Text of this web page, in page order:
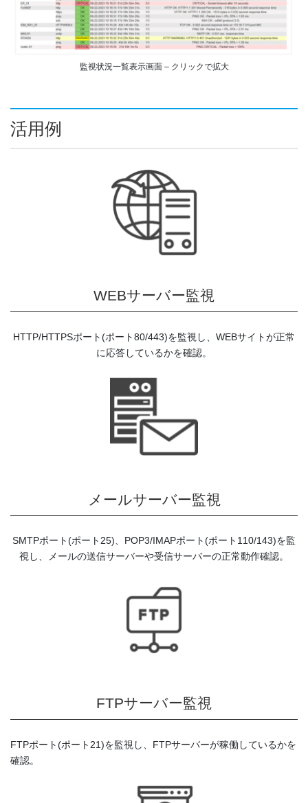
監視状況一覧表示画面 – クリックで拡大
活用例
WEBサーバー監視
HTTP/HTTPSポート(ポート80/443)を監視し、WEBサイトが正常
に応答しているかを確認。
メールサーバー監視
SMTPポート(ポート25)、POP3/IMAPポート(ポート110/143)を監
視し、メールの送信サーバーや受信サーバーの正常動作確認。
FTPサーバー監視
FTPポート(ポート21)を監視し、FTPサーバーが稼働しているかを
確認。